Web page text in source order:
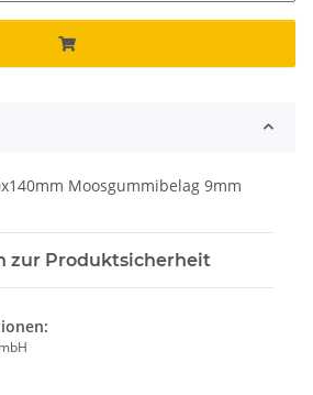
Moosgummibelag 9mm
zur Produktsicherheit